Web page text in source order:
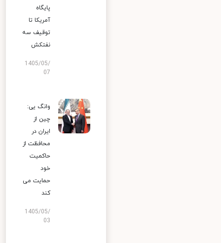
پایگاه
آمریکا تا
توقیف سه
نفتکش
1405/05/
07
وانگ یی:
چین از
ایران در
محافظت از
حاکمیت
خود
حمایت می
کند
1405/05/
03